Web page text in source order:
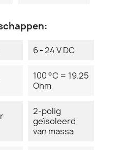
6 - 24 V DC
100 °C = 19.25
Ohm
2-polig
geïsoleerd
van massa